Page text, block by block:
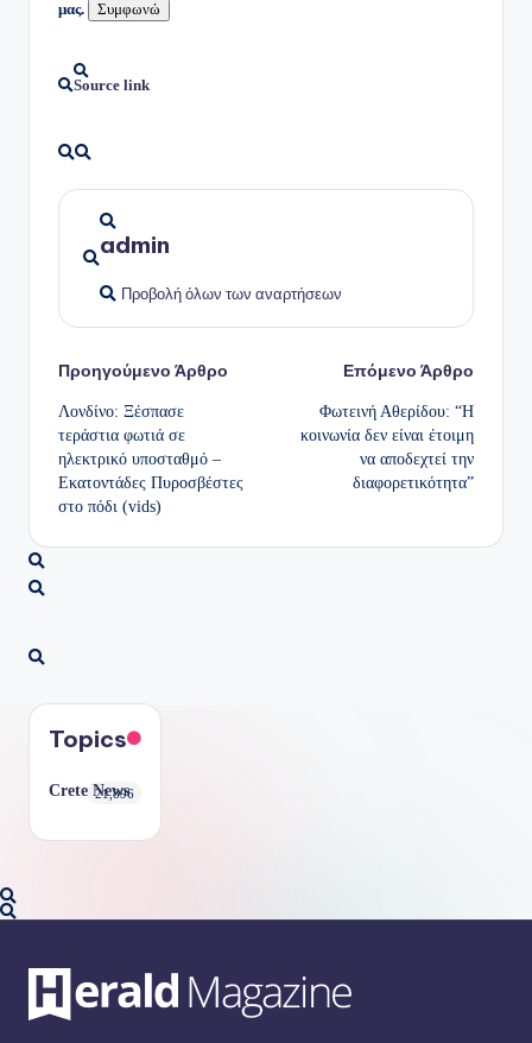
μας.
Συμφωνώ
Source link
admin
Προβολή όλων των αναρτήσεων
Πλοήγηση
δημοσιεύσεων
Προηγούμενο Άρθρο
Λονδίνο: Ξέσπασε
τεράστια φωτιά σε
ηλεκτρικό υποσταθμό –
Εκατοντάδες Πυροσβέστες
στο πόδι (vids)
Επόμενο Άρθρο
Φωτεινή Αθερίδου: “Η
κοινωνία δεν είναι έτοιμη
να αποδεχτεί την
διαφορετικότητα”
Topics
Crete News
21,896